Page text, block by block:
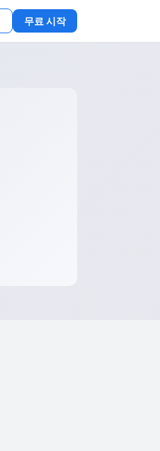
무료 시작